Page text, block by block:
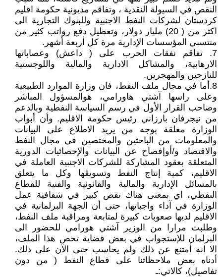
النقص في السيولة النقدية ، وتفاقم مديونية حكومة اقليم
كردستان لشركات النفط الاجنبية وللبنوك التجارية الى
اكثر من ( 20) مليار دولار، وتعطيل دفع رواتب كثير من
منتسبي المؤسسات الإدارية مرة كل أربعة أشهر.
7. تفاقم نفقات الحرب على ( داعش) وعصاباتها
الارهابية، والمشاكل الادارية والمالية واللوجستية
للنازحين والمهجرين.
8.أما في مجال ملف النفط، فان وزارة الموارد الطبيعية
وعلى راسها آشتي هاورامي، هوالمسؤول المباشر
وصاحب القرار الأول في رسم السياسة النفطية وبالدعم
من نيجرفان بارزاني رئيس حكومة الاقليم. وأن أبواب
الوزارة مغلقة بوجه من يريد الاطلاع على البيانات
والمعلومات من الباحثين والمختصين في مجال النفط
والاقتصاد و/أوإفصاح عن البيانات والإحصائيات الدورية
المتعلقة بعقود المشاركة للشركات الاجنبية العاملة في
الاقليم، كمية إنتاج النفط وتسويقها وكل ما يتعلق
بالمسائل الإدارية والمالية والقانونية والفنية للقطاع
النفطي، اي بمعنى هناك نقص كبير في شفافية عمل
الوزارة في آداء واجباتها، حتى أن الجهة البرلمانية في
الاقليم لديها صعوبات كبيرة لمتابعة ومراقبة ملف النفط،
وطلبت مرارا من الوزير آشتي هورامي للحضور الى
البرلمان للإستجواب في بعض قضاية تخص هذا الملف،
الا انه أمتنع عن ذلك ولم يحاسب حتى الآن على ذلك.
أدناه بعض ملاحظاتنا على قطاع النفط ( من دون
تفاصيل)، كالاتي:ـ